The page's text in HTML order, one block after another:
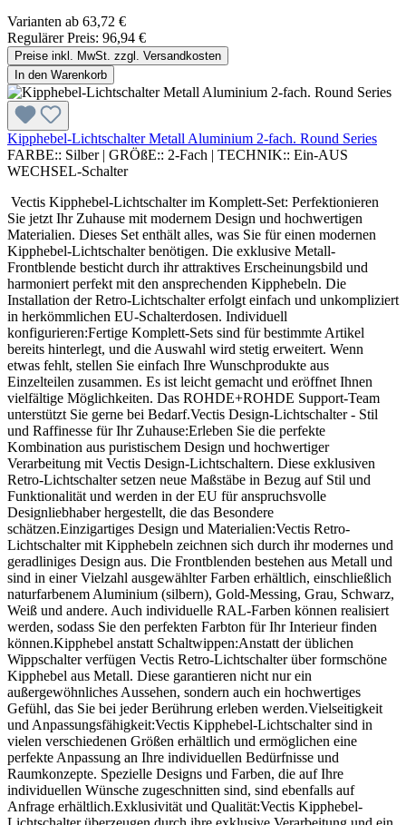
Varianten ab 63,72 €
Regulärer Preis: 96,94 €
Preise inkl. MwSt. zzgl. Versandkosten
In den Warenkorb
Kipphebel-Lichtschalter Metall Aluminium 2-fach. Round Series
FARBE:: Silber | GRÖßE:: 2-Fach | TECHNIK:: Ein-AUS
WECHSEL-Schalter
Vectis Kipphebel-Lichtschalter im Komplett-Set: Perfektionieren
Sie jetzt Ihr Zuhause mit modernem Design und hochwertigen
Materialien. Dieses Set enthält alles, was Sie für einen modernen
Kipphebel-Lichtschalter benötigen. Die exklusive Metall-
Frontblende besticht durch ihr attraktives Erscheinungsbild und
harmoniert perfekt mit den ansprechenden Kipphebeln. Die
Installation der Retro-Lichtschalter erfolgt einfach und unkompliziert
in herkömmlichen EU-Schalterdosen. Individuell
konfigurieren:Fertige Komplett-Sets sind für bestimmte Artikel
bereits hinterlegt, und die Auswahl wird stetig erweitert. Wenn
etwas fehlt, stellen Sie einfach Ihre Wunschprodukte aus
Einzelteilen zusammen. Es ist leicht gemacht und eröffnet Ihnen
vielfältige Möglichkeiten. Das ROHDE+ROHDE Support-Team
unterstützt Sie gerne bei Bedarf.Vectis Design-Lichtschalter - Stil
und Raffinesse für Ihr Zuhause:Erleben Sie die perfekte
Kombination aus puristischem Design und hochwertiger
Verarbeitung mit Vectis Design-Lichtschaltern. Diese exklusiven
Retro-Lichtschalter setzen neue Maßstäbe in Bezug auf Stil und
Funktionalität und werden in der EU für anspruchsvolle
Designliebhaber hergestellt, die das Besondere
schätzen.Einzigartiges Design und Materialien:Vectis Retro-
Lichtschalter mit Kipphebeln zeichnen sich durch ihr modernes und
geradliniges Design aus. Die Frontblenden bestehen aus Metall und
sind in einer Vielzahl ausgewählter Farben erhältlich, einschließlich
naturfarbenem Aluminium (silbern), Gold-Messing, Grau, Schwarz,
Weiß und andere. Auch individuelle RAL-Farben können realisiert
werden, sodass Sie den perfekten Farbton für Ihr Interieur finden
können.Kipphebel anstatt Schaltwippen:Anstatt der üblichen
Wippschalter verfügen Vectis Retro-Lichtschalter über formschöne
Kipphebel aus Metall. Diese garantieren nicht nur ein
außergewöhnliches Aussehen, sondern auch ein hochwertiges
Gefühl, das Sie bei jeder Berührung erleben werden.Vielseitigkeit
und Anpassungsfähigkeit:Vectis Kipphebel-Lichtschalter sind in
vielen verschiedenen Größen erhältlich und ermöglichen eine
perfekte Anpassung an Ihre individuellen Bedürfnisse und
Raumkonzepte. Spezielle Designs und Farben, die auf Ihre
individuellen Wünsche zugeschnitten sind, sind ebenfalls auf
Anfrage erhältlich.Exklusivität und Qualität:Vectis Kipphebel-